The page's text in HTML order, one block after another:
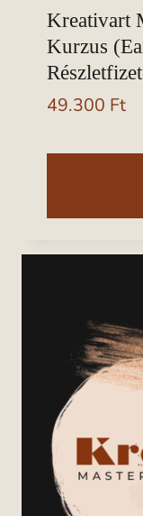
Kreativart
Kurzus
49.300 Ft